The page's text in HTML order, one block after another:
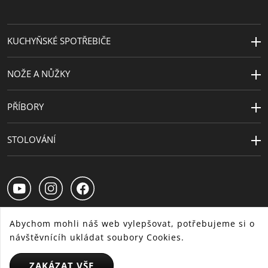
Návrhář WMF Atelier
KUCHYŇSKÉ SPOTŘEBIČE
NOŽE A NŮŽKY
PŘÍBORY
STOLOVÁNÍ
Abychom mohli náš web vylepšovat, potřebujeme si o
návštěvnícíh ukládat soubory Cookies.
ZAKÁZAT VŠE